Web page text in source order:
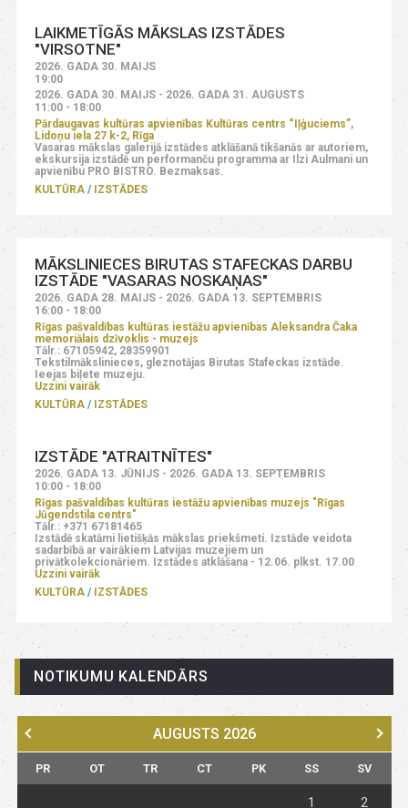
LAIKMETĪGĀS MĀKSLAS IZSTĀDES
"VIRSOTNE"
2026. GADA 30. MAIJS
19:00
2026. GADA 30. MAIJS - 2026. GADA 31. AUGUSTS
11:00 - 18:00
Pārdaugavas kultūras apvienības Kultūras centrs “Iļģuciems”,
Lidoņu iela 27 k-2, Rīga
Vasaras mākslas galerijā izstādes atklāšanā tikšanās ar autoriem,
ekskursija izstādē un performanču programma ar Ilzi Aulmani un
apvienību PRO BISTRO. Bezmaksas.
KULTŪRA
IZSTĀDES
MĀKSLINIECES BIRUTAS STAFECKAS DARBU
IZSTĀDE "VASARAS NOSKAŅAS"
2026. GADA 28. MAIJS - 2026. GADA 13. SEPTEMBRIS
16:00 - 18:00
Rīgas pašvaldības kultūras iestāžu apvienības Aleksandra Čaka
memoriālais dzīvoklis - muzejs
Tālr.: 67105942, 28359901
Tekstilmākslinieces, gleznotājas Birutas Stafeckas izstāde.
Ieejas biļete muzeju.
Uzzini vairāk
KULTŪRA
IZSTĀDES
IZSTĀDE "ATRAITNĪTES"
2026. GADA 13. JŪNIJS - 2026. GADA 13. SEPTEMBRIS
10:00 - 18:00
Rīgas pašvaldības kultūras iestāžu apvienības muzejs "Rīgas
Jūgendstila centrs"
Tālr.: +371 67181465
Izstādē skatāmi lietišķās mākslas priekšmeti. Izstāde veidota
sadarbībā ar vairākiem Latvijas muzejiem un
privātkolekcionāriem. Izstādes atklāšana - 12.06. plkst. 17.00
Uzzini vairāk
KULTŪRA
IZSTĀDES
NOTIKUMU KALENDĀRS
AUGUSTS 2026
PR OT TR CT PK SS SV
1 2